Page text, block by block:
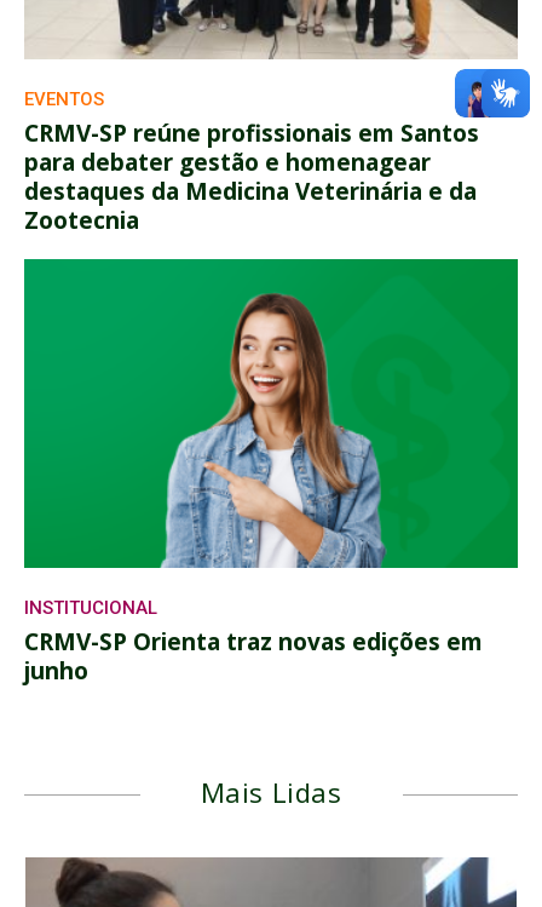
EVENTOS
CRMV-SP reúne profissionais em Santos
para debater gestão e homenagear
destaques da Medicina Veterinária e da
Zootecnia
INSTITUCIONAL
CRMV-SP Orienta traz novas edições em
junho
Mais Lidas